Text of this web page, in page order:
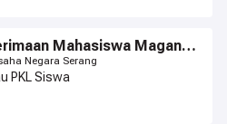
Mahasiswa Magang
Negara Serang
PKL Siswa